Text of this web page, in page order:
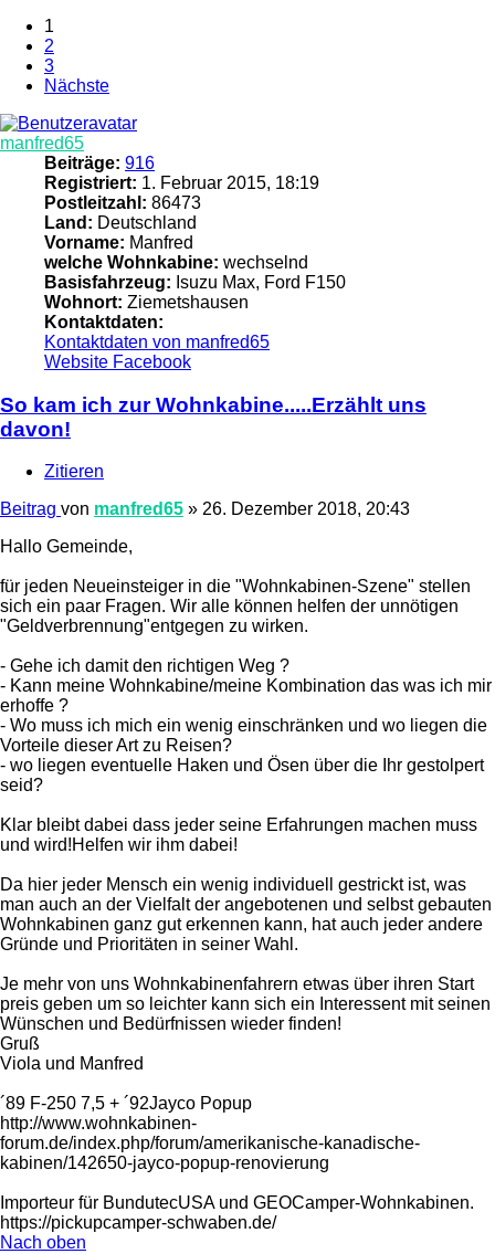
1
2
3
Nächste
manfred65
Beiträge: 916
Registriert: 1. Februar 2015, 18:19
Postleitzahl: 86473
Land: Deutschland
Vorname: Manfred
welche Wohnkabine: wechselnd
Basisfahrzeug: Isuzu Max, Ford F150
Wohnort: Ziemetshausen
Kontaktdaten:
Kontaktdaten von manfred65
Website Facebook
So kam ich zur Wohnkabine.....Erzählt uns
davon!
Zitieren
Beitrag von manfred65 » 26. Dezember 2018, 20:43
Hallo Gemeinde,
für jeden Neueinsteiger in die "Wohnkabinen-Szene" stellen
sich ein paar Fragen. Wir alle können helfen der unnötigen
"Geldverbrennung"entgegen zu wirken.
- Gehe ich damit den richtigen Weg ?
- Kann meine Wohnkabine/meine Kombination das was ich mir
erhoffe ?
- Wo muss ich mich ein wenig einschränken und wo liegen die
Vorteile dieser Art zu Reisen?
- wo liegen eventuelle Haken und Ösen über die Ihr gestolpert
seid?
Klar bleibt dabei dass jeder seine Erfahrungen machen muss
und wird!Helfen wir ihm dabei!
Da hier jeder Mensch ein wenig individuell gestrickt ist, was
man auch an der Vielfalt der angebotenen und selbst gebauten
Wohnkabinen ganz gut erkennen kann, hat auch jeder andere
Gründe und Prioritäten in seiner Wahl.
Je mehr von uns Wohnkabinenfahrern etwas über ihren Start
preis geben um so leichter kann sich ein Interessent mit seinen
Wünschen und Bedürfnissen wieder finden!
Gruß
Viola und Manfred
´89 F-250 7,5 + ´92Jayco Popup
http://www.wohnkabinen-
forum.de/index.php/forum/amerikanische-kanadische-
kabinen/142650-jayco-popup-renovierung
Importeur für BundutecUSA und GEOCamper-Wohnkabinen.
https://pickupcamper-schwaben.de/
Nach oben